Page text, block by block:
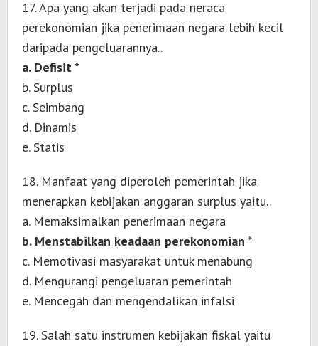
17. Apa yang akan terjadi pada neraca
perekonomian jika penerimaan negara lebih kecil
daripada pengeluarannya..
a. Defisit *
b. Surplus
c. Seimbang
d. Dinamis
e. Statis
18. Manfaat yang diperoleh pemerintah jika
menerapkan kebijakan anggaran surplus yaitu..
a. Memaksimalkan penerimaan negara
b. Menstabilkan keadaan perekonomian *
c. Memotivasi masyarakat untuk menabung
d. Mengurangi pengeluaran pemerintah
e. Mencegah dan mengendalikan infalsi
19. Salah satu instrumen kebijakan fiskal yaitu